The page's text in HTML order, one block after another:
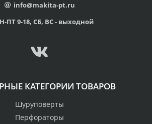
info@makita-pt.ru
ПТ 9-18, СБ, ВС - выходной
КАТЕГОРИИ ТОВАРОВ
Шуруповерты
Перфораторы